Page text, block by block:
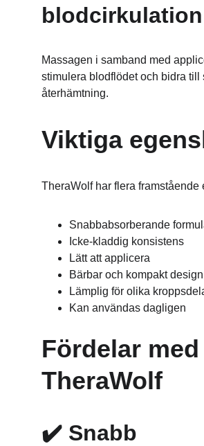
blodcirkulation
Massagen i samband med
stimulera blodflödet och bidra till
återhämtning.
Viktiga
TheraWolf har flera framstående
Snabbabsorberande
Icke-kladdig konsistens
Lätt att applicera
Bärbar och kompakt design
Lämplig för olika
Kan användas dagligen
Fördelar med
TheraWolf
✔️ Snabb